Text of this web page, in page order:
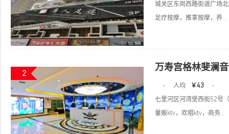
城关区东岗西路街道广场
足疗按摩，推拿按摩，养...
2
万寿宫格林斐澜
- 人均 ￥43
-
七里河区河湾堡西街52号
量贩ktv，欢唱ktv，商务...